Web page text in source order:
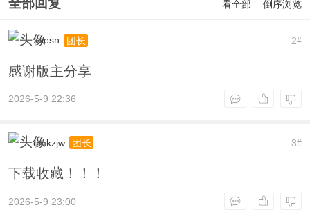
全部回复 看全部 倒序浏览
2#
xuesn 团长
感谢版主分享
2026-5-9 22:36
3#
cmkzjw 团长
下载收藏！！！
2026-5-9 23:00